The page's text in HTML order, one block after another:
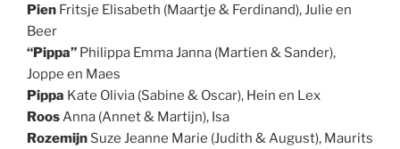
Pien Fritsje Elisabeth (Maartje & Ferdinand), Julie en
Beer
“Pippa” Philippa Emma Janna (Martien & Sander),
Joppe en Maes
Pippa Kate Olivia (Sabine & Oscar), Hein en Lex
RoosAnna (Annet & Martijn), Isa
Rozemijn Suze Jeanne Marie (Judith & August), Maurits